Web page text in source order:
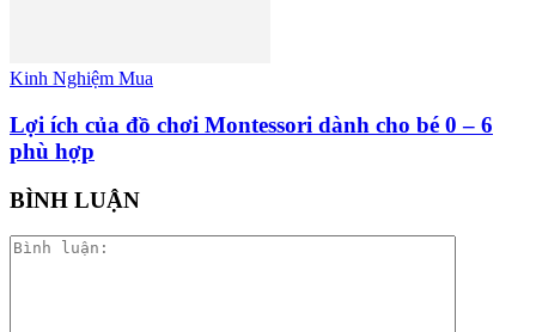
Kinh Nghiệm Mua
Lợi ích của đồ chơi Montessori dành cho bé 0 – 6
phù hợp
BÌNH LUẬN